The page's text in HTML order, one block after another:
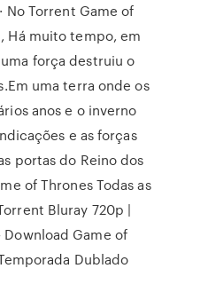
No Torrent Game of
Há muito tempo, em
força destruiu o
uma terra onde os
anos e o inverno
e as forças
portas do Reino dos
of Thrones Todas as
Bluray 720p |
Game of
Dublado